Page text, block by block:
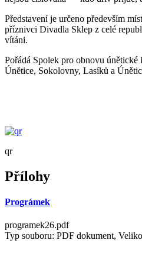
Představení je určeno především
příznivci Divadla Sklep z celé
vítáni.
Pořádá Spolek pro obnovu
Únětice, Sokolovny, Lasíků a
qr
Přílohy
Prográmek
programek26.pdf
Typ souboru: PDF dokument,